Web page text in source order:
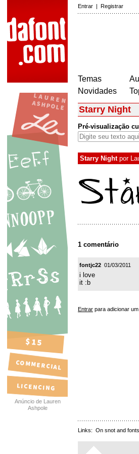
Entrar | Registrar
Temas
Novidades
Anúncio de Lauren
Ashpole
Starry Night
Pré-visualização
Starry Nightpor
1 comentário
fontjc22 01/03/2011
i love
it :b
Entrar para adicionar
Links: On snot and fonts